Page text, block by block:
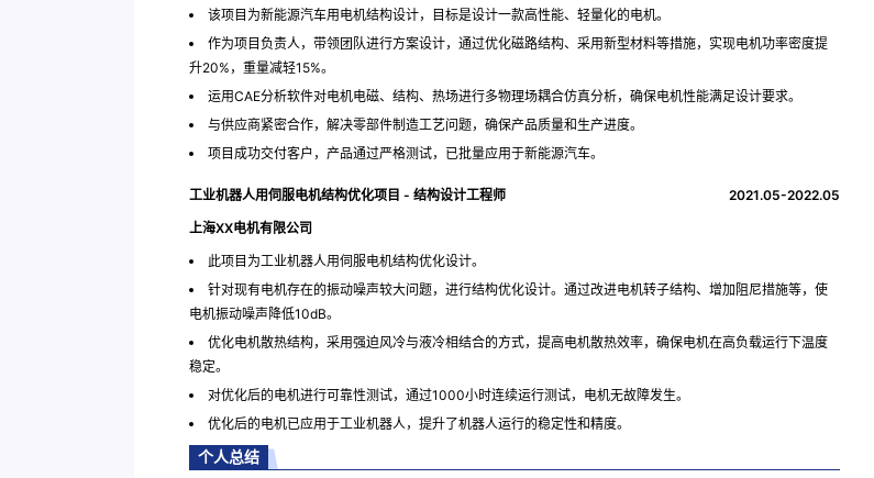
该项目为新能源汽车用电机结构设计，目标是设计一款高性能、轻量化的电机。
作为项目负责人，带领团队进行方案设计，通过优化磁路结构、采用新型材料等措施，实现电机功率密度提
升20%，重量减轻15%。
运用CAE分析软件对电机电磁、结构、热场进行多物理场耦合仿真分析，确保电机性能满足设计要求。
与供应商紧密合作，解决零部件制造工艺问题，确保产品质量和生产进度。
项目成功交付客户，产品通过严格测试，已批量应用于新能源汽车。
工业机器人用伺服电机结构优化项目 - 结构设计工程师
2021.05-2022.05
上海XX电机有限公司
此项目为工业机器人用伺服电机结构优化设计。
针对现有电机存在的振动噪声较大问题，进行结构优化设计。通过改进电机转子结构、增加阻尼措施等，使
电机振动噪声降低10dB。
优化电机散热结构，采用强迫风冷与液冷相结合的方式，提高电机散热效率，确保电机在高负载运行下温度
稳定。
对优化后的电机进行可靠性测试，通过1000小时连续运行测试，电机无故障发生。
优化后的电机已应用于工业机器人，提升了机器人运行的稳定性和精度。
个人总结